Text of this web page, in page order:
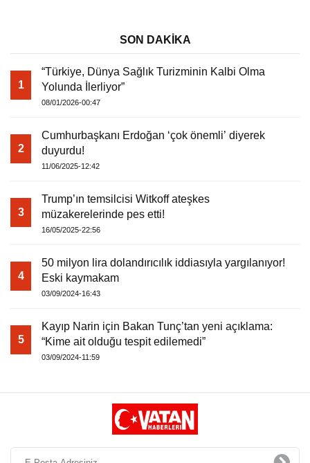
SON DAKİKA
1
“Türkiye, Dünya Sağlık Turizminin Kalbi Olma
Yolunda İlerliyor”
08/01/2026-00:47
2
Cumhurbaşkanı Erdoğan ‘çok önemli’ diyerek
duyurdu!
11/06/2025-12:42
3
Trump’ın temsilcisi Witkoff ateşkes
müzakerelerinde pes etti!
16/05/2025-22:56
4
50 milyon lira dolandırıcılık iddiasıyla yargılanıyor!
Eski kaymakam
03/09/2024-16:43
5
Kayıp Narin için Bakan Tunç’tan yeni açıklama:
“Kime ait olduğu tespit edilemedi”
03/09/2024-11:59